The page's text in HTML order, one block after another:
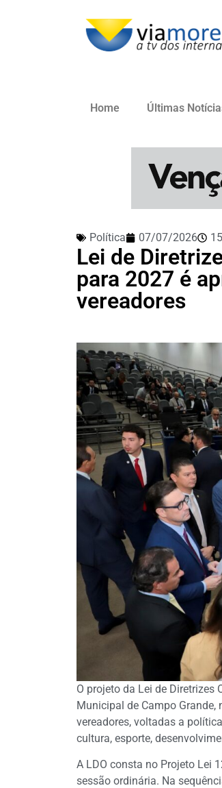
Home Últimas
Política 07/07/2026
Lei de
para 2027 é
vereadores
O projeto da Lei de Diretrizes
Municipal de Campo
vereadores, voltadas a
cultura, esporte,
A LDO consta no Projeto Lei
sessão ordinária. Na